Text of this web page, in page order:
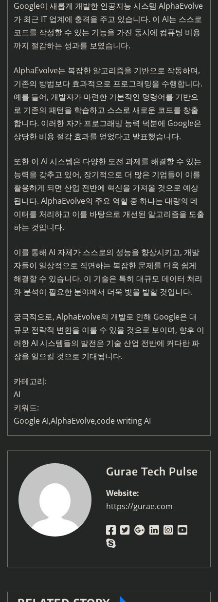
Google이 새롭게 개발한 인공지능 시스템 AlphaEvolve
가 최근 IT 업계에 충격을 주고 있습니다. 이 AI는 스스로
코드를 작성할 수 있는 기능을 가진 동시에 컴퓨팅 비용
까지 절감하는 성과를 보였습니다.
AlphaEvolve는 복잡한 알고리즘을 기반으로 작동하며,
기존의 방법보다 효과적으로 프로그래밍을 수행합니다.
예를 들어, 개발자가 마련한 기본적인 명령어를 기반으
로 기존의 패턴을 학습하고 스스로 새로운 코드를 창출
합니다. 이러한 자가 프로그래밍 능력 덕분에 Google은
상당한 비용 절감 효과를 얻었다고 발표했습니다.
또한 이 AI 시스템은 다양한 도전 과제를 해결할 수 있는
능력을 갖추고 있어, 장기적으로 더 많은 기업들이 이를
활용하게 되면 산업 전반에 혁신을 가져올 것으로 예상
됩니다. AlphaEvolve의 주요 역할 중 하나는 대량의 데
이터를 처리하고 이를 바탕으로 개선된 알고리즘을 도출
하는 것입니다.
이를 통해 AI 자체가 스스로의 성능을 향상시키고, 개발
자들이 일상적으로 직면하는 복잡한 문제를 더욱 쉽게
해결할 수 있습니다. 이 기술은 특히 대규모 데이터 처리
와 분석이 필요한 분야에서 더욱 빛을 발할 것입니다.
궁극적으로, AlphaEvolve의 개발로 인해 Google은 대
규모 전략적 변환을 이룰 수 있을 것으로 보이며, 향후 이
러한 AI 시스템들의 발전은 기술 산업 전반에 커다란 파
장을 일으킬 것으로 기대됩니다.
카테고리:
AI
키워드:
Google AI,AlphaEvolve,code writing AI
Gurae Tech Pulse
Website:
https://gurae.com